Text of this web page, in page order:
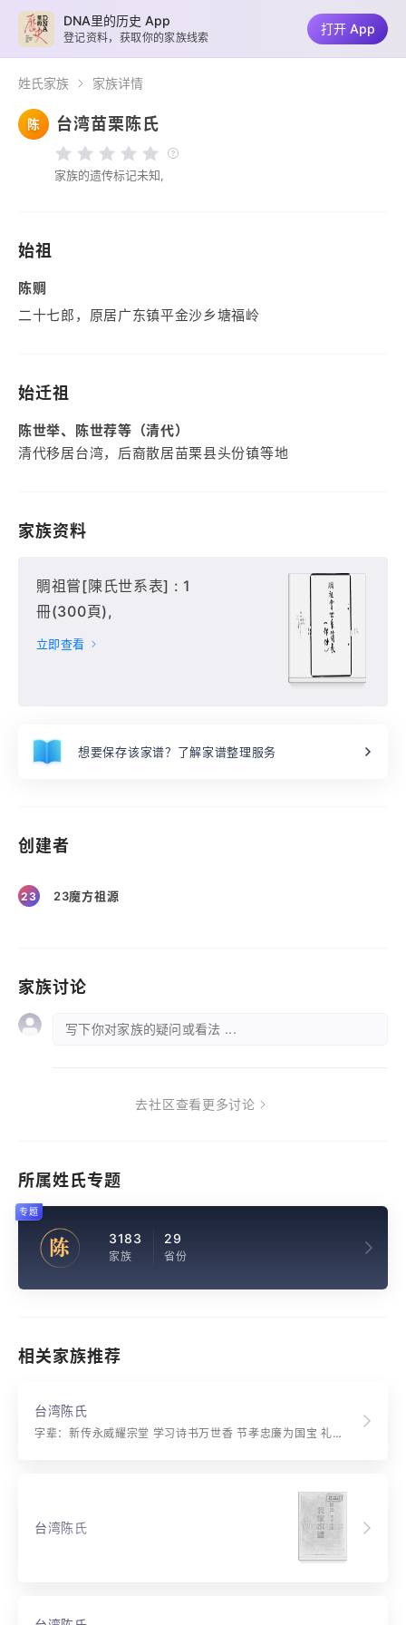
姓氏家族 家族详情
陈 台湾苗栗陈氏
家族的遗传标记未知,
始祖
陈赒
二十七郎，原居广东镇平金沙乡塘福岭
始迁祖
陈世举、陈世荐等（清代）
清代移居台湾，后裔散居苗栗县头份镇等地
家族资料
賙祖嘗[陳氏世系表] : 1
冊(300頁),
立即查看
想要保存该家谱？了解家谱整理服务
创建者
23 23魔方祖源
家族讨论
写下你对家族的疑问或看法 ...
去社区查看更多讨论
所属姓氏专题
陈 3183
家族
29
省份
专题
相关家族推荐
台湾陈氏
字辈：新传永威耀宗堂 学习诗书万世香 节孝忠廉为国宝 礼仁智义信堪扬
台湾陈氏
DNA里的历史 App
登记资料，获取你的家族线索
打开 App